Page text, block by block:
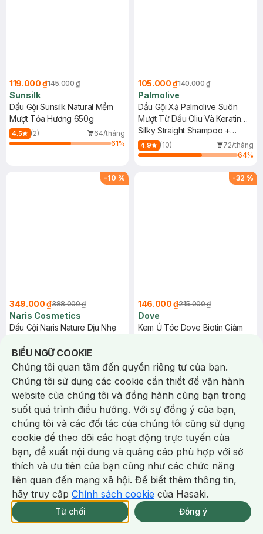
119.000 ₫145.000 ₫
Sunsilk
Dầu Gội Sunsilk Natural Mềm
Mượt Tỏa Hương 650g
4.5 (2)
64/tháng
61%
105.000 ₫140.000 ₫
Palmolive
Dầu Gội Xả Palmolive Suôn
Mượt Từ Dầu Oliu Và Keratin
600ml
Silky Straight Shampoo +
Conditioner Olive Oil & Keratin
4.9 (10)
72/tháng
64%
-10 %
349.000 ₫388.000 ₫
Naris Cosmetics
Dầu Gội Naris Nature Dịu Nhẹ
Fresh Floral Scent Fragrance
Mild Hair Shampoo
4.9 (18)
22/tháng
-32 %
146.000 ₫215.000 ₫
Dove
Kem Ủ Tóc Dove Biotin Giảm
Anti Hair Fall
-27%
315.000 ₫430.000 ₫
-27%
178.000 ₫243.000 ₫
Giao Nhanh Miễn Phí 2H.
tại 337 Chi Nhánh (Trễ tặng 100K)
BIỂU NGỮ COOKIE
Notice about cookies usage
Chúng tôi quan tâm đến quyền riêng tư của bạn.
Chúng tôi sử dụng các cookie cần thiết để vận hành
website của chúng tôi và đồng hành cùng bạn trong
suốt quá trình điều hướng. Với sự đồng ý của bạn,
chúng tôi và các đối tác của chúng tôi cũng sử dụng
cookie để theo dõi các hoạt động trực tuyến của
bạn, đề xuất nội dung và quảng cáo phù hợp với sở
thích và ưu tiên của bạn cũng như các chức năng
liên quan đến mạng xã hội. Để biết thêm thông tin,
hãy truy cập Chính sách cookie của Hasaki.
Từ chối Đồng ý